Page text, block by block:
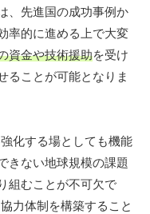
、先進国の成功事例か
率的に進める上で大変
資金や技術援助を受け
ることが可能となりま
化する場としても機能
きない地球規模の課題
組むことが不可欠で
力体制を構築すること